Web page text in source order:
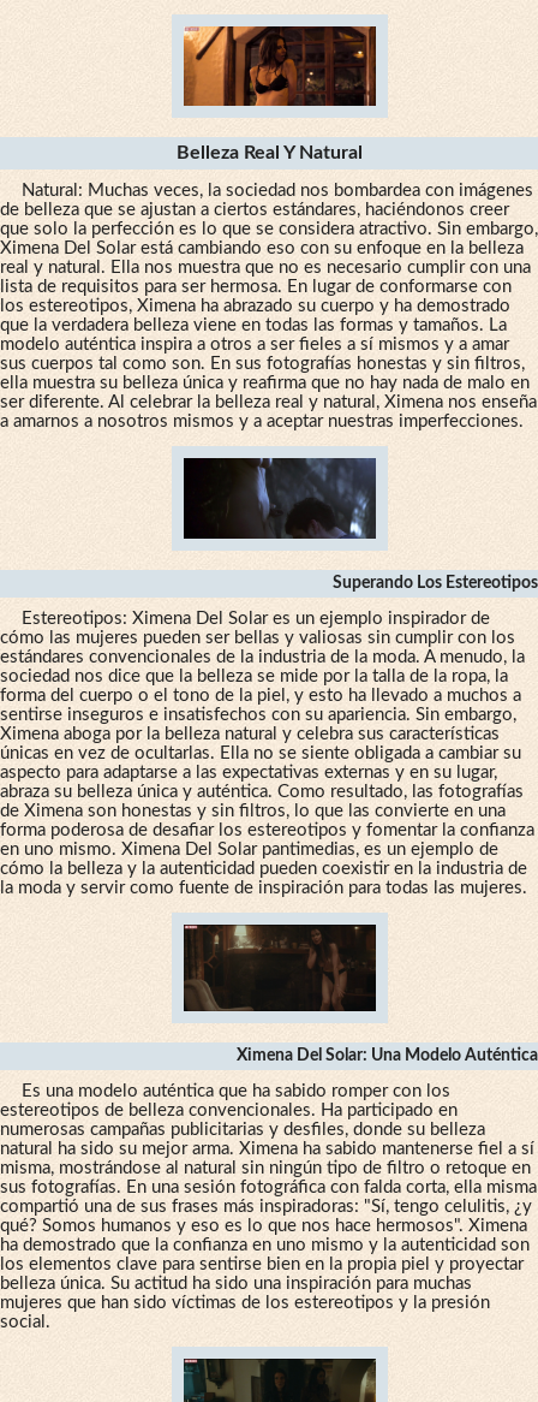
Belleza Real Y Natural
Natural: Muchas veces, la sociedad nos bombardea con imágenes
de belleza que se ajustan a ciertos estándares, haciéndonos creer
que solo la perfección es lo que se considera atractivo. Sin embargo,
Ximena Del Solar está cambiando eso con su enfoque en la belleza
real y natural. Ella nos muestra que no es necesario cumplir con una
lista de requisitos para ser hermosa. En lugar de conformarse con
los estereotipos, Ximena ha abrazado su cuerpo y ha demostrado
que la verdadera belleza viene en todas las formas y tamaños. La
modelo auténtica inspira a otros a ser fieles a sí mismos y a amar
sus cuerpos tal como son. En sus fotografías honestas y sin filtros,
ella muestra su belleza única y reafirma que no hay nada de malo en
ser diferente. Al celebrar la belleza real y natural, Ximena nos enseña
a amarnos a nosotros mismos y a aceptar nuestras imperfecciones.
Superando Los Estereotipos
Estereotipos: Ximena Del Solar es un ejemplo inspirador de
cómo las mujeres pueden ser bellas y valiosas sin cumplir con los
estándares convencionales de la industria de la moda. A menudo, la
sociedad nos dice que la belleza se mide por la talla de la ropa, la
forma del cuerpo o el tono de la piel, y esto ha llevado a muchos a
sentirse inseguros e insatisfechos con su apariencia. Sin embargo,
Ximena aboga por la belleza natural y celebra sus características
únicas en vez de ocultarlas. Ella no se siente obligada a cambiar su
aspecto para adaptarse a las expectativas externas y en su lugar,
abraza su belleza única y auténtica. Como resultado, las fotografías
de Ximena son honestas y sin filtros, lo que las convierte en una
forma poderosa de desafiar los estereotipos y fomentar la confianza
en uno mismo. Ximena Del Solar pantimedias, es un ejemplo de
cómo la belleza y la autenticidad pueden coexistir en la industria de
la moda y servir como fuente de inspiración para todas las mujeres.
Ximena Del Solar: Una Modelo Auténtica
Es una modelo auténtica que ha sabido romper con los
estereotipos de belleza convencionales. Ha participado en
numerosas campañas publicitarias y desfiles, donde su belleza
natural ha sido su mejor arma. Ximena ha sabido mantenerse fiel a sí
misma, mostrándose al natural sin ningún tipo de filtro o retoque en
sus fotografías. En una sesión fotográfica con falda corta, ella misma
compartió una de sus frases más inspiradoras: "Sí, tengo celulitis, ¿y
qué? Somos humanos y eso es lo que nos hace hermosos". Ximena
ha demostrado que la confianza en uno mismo y la autenticidad son
los elementos clave para sentirse bien en la propia piel y proyectar
belleza única. Su actitud ha sido una inspiración para muchas
mujeres que han sido víctimas de los estereotipos y la presión
social.